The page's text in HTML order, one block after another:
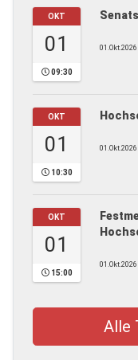
OKT
01
09:30
OKT
01
10:30
OKT
01
15:00
Alle